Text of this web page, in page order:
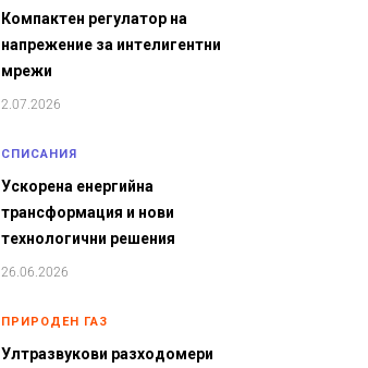
Компактен регулатор на
напрежение за интелигентни
мрежи
2.07.2026
СПИСАНИЯ
Ускорена енергийна
трансформация и нови
технологични решения
26.06.2026
ПРИРОДЕН ГАЗ
Ултразвукови разходомери